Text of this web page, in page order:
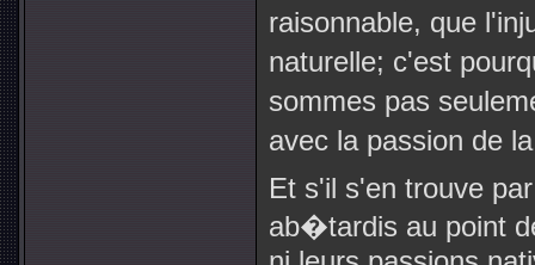
raisonnable, que
naturelle; c'est
sommes pas
avec la passion de
Et s'il s'en trouve
ab�tardis au point